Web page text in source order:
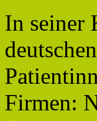
In seiner
Firmen: